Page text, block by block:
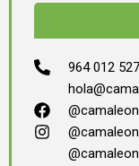
964 012 527